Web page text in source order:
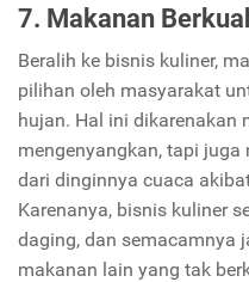
7. Makanan
Beralih ke bisnis kuliner,
pilihan oleh masyarakat
hujan. Hal ini dikarenakan
mengenyangkan, tapi
dari dinginnya cuaca
Karenanya, bisnis kuliner
daging, dan semacamnya
makanan lain yang tak